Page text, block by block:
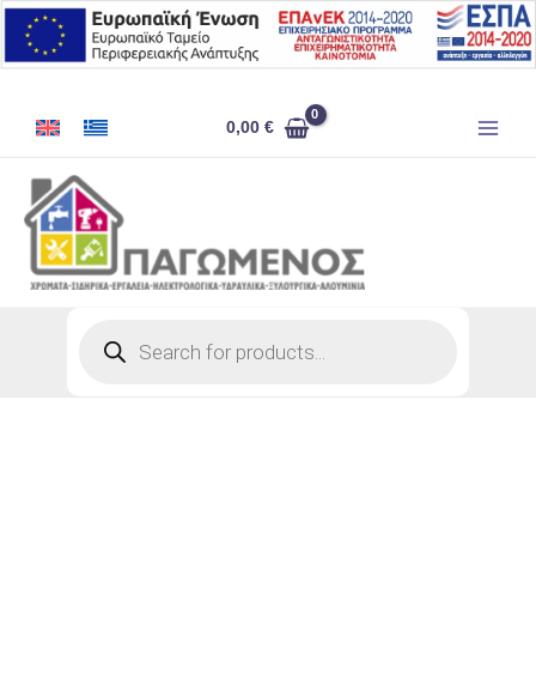
Μετάβαση
στο
περιεχόμενο
0,00€
ΣΤΙΓΜΗΣ
20GR
ποσότητα